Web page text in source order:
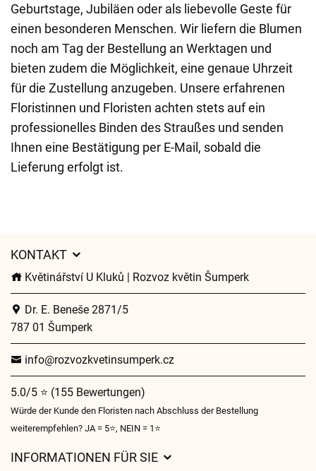
Geburtstage, Jubiläen oder als liebevolle Geste für
einen besonderen Menschen. Wir liefern die Blumen
noch am Tag der Bestellung an Werktagen und
bieten zudem die Möglichkeit, eine genaue Uhrzeit
für die Zustellung anzugeben. Unsere erfahrenen
Floristinnen und Floristen achten stets auf ein
professionelles Binden des Straußes und senden
Ihnen eine Bestätigung per E-Mail, sobald die
Lieferung erfolgt ist.
KONTAKT
Květinářství U Kluků | Rozvoz květin Šumperk
Dr. E. Beneše 2871/5
787 01 Šumperk
info@rozvozkvetinsumperk.cz
5.0/5 ⭐ (155 Bewertungen)
Würde der Kunde den Floristen nach Abschluss der Bestellung
weiterempfehlen? JA = 5⭐, NEIN = 1⭐
INFORMATIONEN FÜR SIE